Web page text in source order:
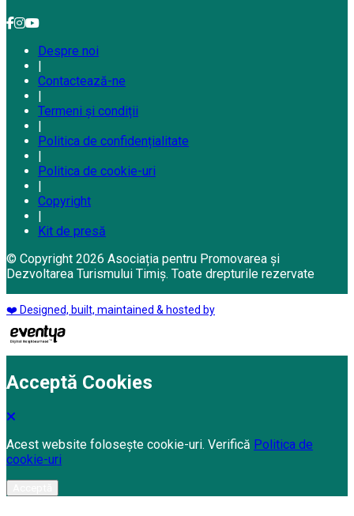
Despre noi
|
Contactează-ne
|
Termeni și condiții
|
Politica de confidențialitate
|
Politica de cookie-uri
|
Copyright
|
Kit de presă
© Copyright 2026 Asociația pentru Promovarea și
Dezvoltarea Turismului Timiș. Toate drepturile rezervate
❤️ Designed, built, maintained & hosted by
Acceptă Cookies
Acest website folosește cookie-uri. Verifică Politica de
cookie-uri